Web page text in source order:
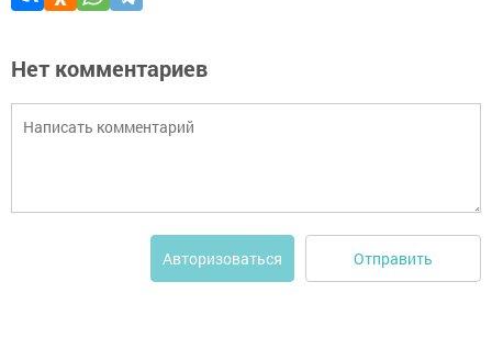
Нет комментариев
Авторизоваться Отправить